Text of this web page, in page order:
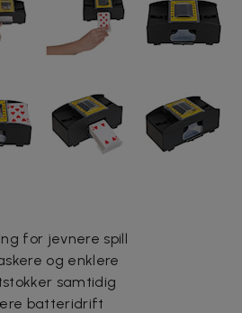
for jevnere spill
og enklere
samtidig
batteridrift